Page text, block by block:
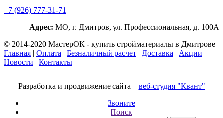
+7 (926) 777-31-71
Адрес: МО, г. Дмитров, ул. Профессиональная, д. 100А
© 2014-2020 МастерОК - купить стройматериалы в Дмитрове
Главная | Оплата | Безналичный расчет | Доставка | Акции |
Новости | Контакты
Разработка и продвижение сайта – веб-студия "Квант"
Звоните
Поиск